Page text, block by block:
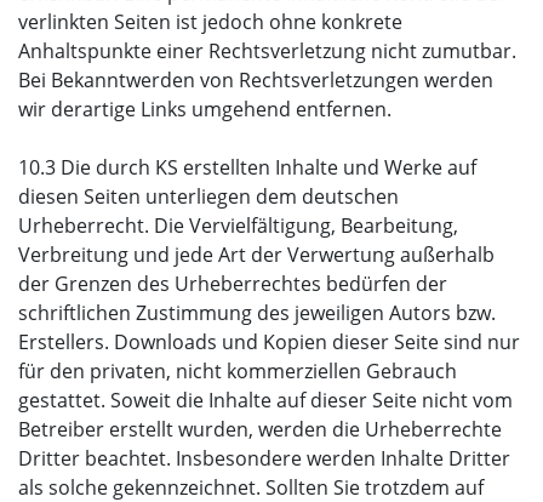
verlinkten Seiten ist jedoch ohne konkrete
Anhaltspunkte einer Rechtsverletzung nicht zumutbar.
Bei Bekanntwerden von Rechtsverletzungen werden
wir derartige Links umgehend entfernen.
10.3 Die durch KS erstellten Inhalte und Werke auf
diesen Seiten unterliegen dem deutschen
Urheberrecht. Die Vervielfältigung, Bearbeitung,
Verbreitung und jede Art der Verwertung außerhalb
der Grenzen des Urheberrechtes bedürfen der
schriftlichen Zustimmung des jeweiligen Autors bzw.
Erstellers. Downloads und Kopien dieser Seite sind nur
für den privaten, nicht kommerziellen Gebrauch
gestattet. Soweit die Inhalte auf dieser Seite nicht vom
Betreiber erstellt wurden, werden die Urheberrechte
Dritter beachtet. Insbesondere werden Inhalte Dritter
als solche gekennzeichnet. Sollten Sie trotzdem auf